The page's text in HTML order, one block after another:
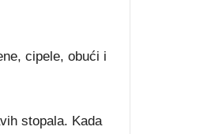
cipele, obući i
stopala. Kada